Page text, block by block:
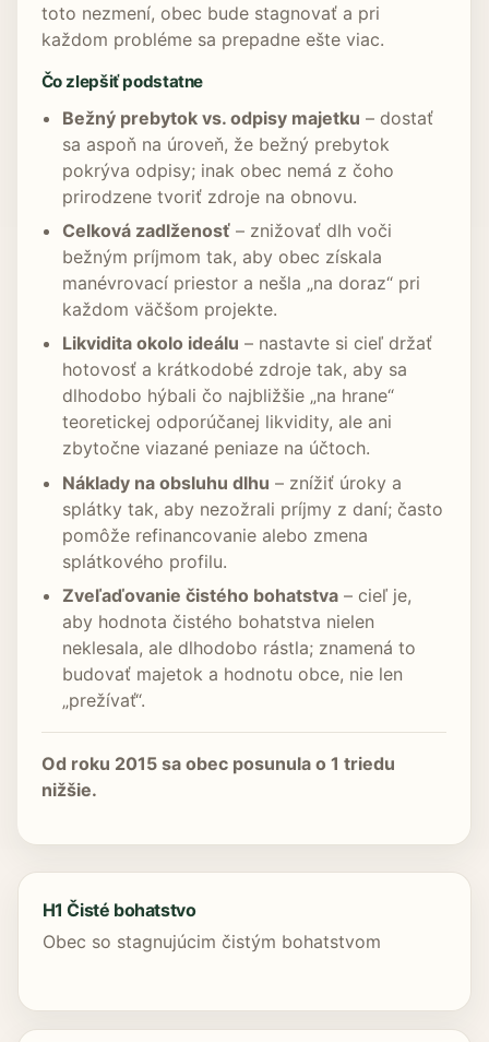
toto nezmení, obec bude stagnovať a pri
každom probléme sa prepadne ešte viac.
Čo zlepšiť podstatne
Bežný prebytok vs. odpisy majetku – dostať
sa aspoň na úroveň, že bežný prebytok
pokrýva odpisy; inak obec nemá z čoho
prirodzene tvoriť zdroje na obnovu.
Celková zadlženosť– znižovať dlh voči
bežným príjmom tak, aby obec získala
manévrovací priestor a nešla „na doraz“ pri
každom väčšom projekte.
Likvidita okolo ideálu – nastavte si cieľ držať
hotovosť a krátkodobé zdroje tak, aby sa
dlhodobo hýbali čo najbližšie „na hrane“
teoretickej odporúčanej likvidity, ale ani
zbytočne viazané peniaze na účtoch.
Náklady na obsluhu dlhu – znížiť úroky a
splátky tak, aby nezožrali príjmy z daní; často
pomôže refinancovanie alebo zmena
splátkového profilu.
Zveľaďovanie čistého bohatstva– cieľ je,
aby hodnota čistého bohatstva nielen
neklesala, ale dlhodobo rástla; znamená to
budovať majetok a hodnotu obce, nie len
„prežívať“.
Od roku 2015 sa obec posunula o 1 triedu
nižšie.
H1 Čisté bohatstvo
Obec so stagnujúcim čistým bohatstvom